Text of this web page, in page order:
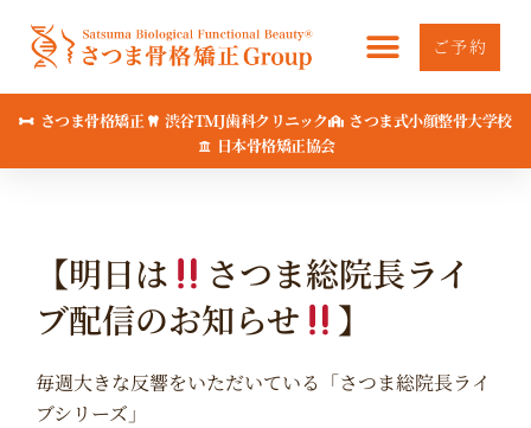
ッ
ご予約
さつま骨格矯正 渋谷TMJ歯科クリニック
さつま式小顔整骨大学校
日本骨格矯正協会
【明日は
さつま総院長ライ
ブ配信のお知らせ
】
毎週大きな反響をいただいている「さつま総院長ライ
ブシリーズ」